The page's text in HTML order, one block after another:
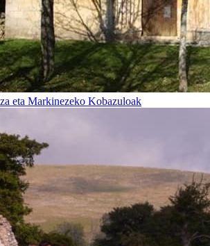
eta Markinezeko Kobazuloak